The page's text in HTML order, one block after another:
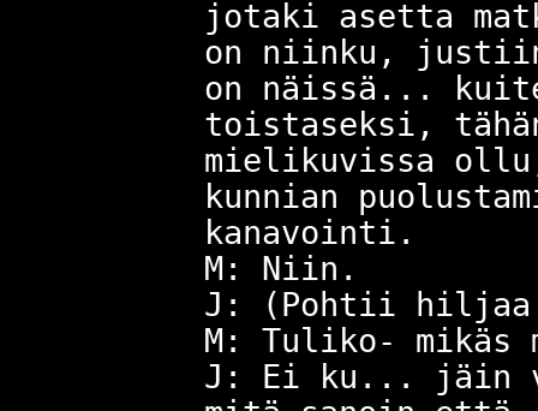
jotaki asetta
on niinku, justiin
on näissä...
toistaseksi,
mielikuvissa
kunnian
kanavointi.
M: Niin.
J: (Pohtii
M: Tuliko- mikäs
J: Ei ku... jäin